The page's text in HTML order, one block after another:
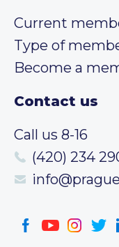
Current
Type of
Become a
Contact us
Call us 8-16
(420) 234